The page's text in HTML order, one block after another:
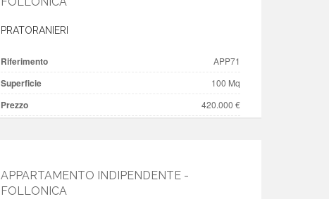
PRATORANIERI
Riferimento APP71
Superficie 100 Mq
Prezzo 420.000 €
APPARTAMENTO INDIPENDENTE -
FOLLONICA